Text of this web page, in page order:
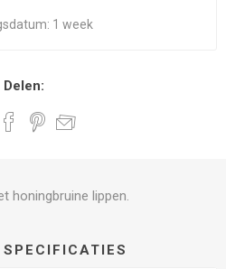
1 week
Delen:
honingbruine lippen.
SPECIFICATIES